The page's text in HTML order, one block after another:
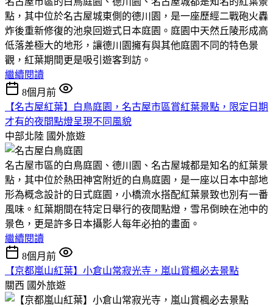
點，其中位於名古屋城東側的德川園，是一座歷經二戰砲火轟
炸後重新修復的池泉回遊式日本庭園。庭園中天然丘陵形成高
低落差極大的地形，讓德川園擁有與其他庭園不同的特色景
觀，紅葉期間更是吸引遊客到訪。
繼續閱讀
8個月前
【名古屋紅葉】白鳥庭園，名古屋市區賞紅葉景點，限定日期
才有的夜間點燈呈現不同風貌
中部北陸 國外旅遊
名古屋市區的白鳥庭園、德川園、名古屋城都是知名的紅葉景
點，其中位於熱田神宮附近的白鳥庭園，是一座以日本中部地
形為概念設計的日式庭園，小橋流水搭配紅葉景致也別有一番
風味。紅葉期間在特定日舉行的夜間點燈，雪吊倒映在池中的
景色，更是許多日本攝影人每年必拍的畫面。
繼續閱讀
8個月前
【京都嵐山紅葉】小倉山常寂光寺，嵐山賞楓必去景點
關西 國外旅遊